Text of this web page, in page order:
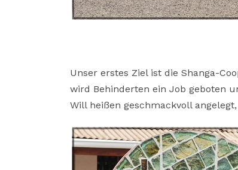
Unser erstes Ziel ist die Shanga-
wird Behinderten ein Job geboten
Will heißen geschmackvoll